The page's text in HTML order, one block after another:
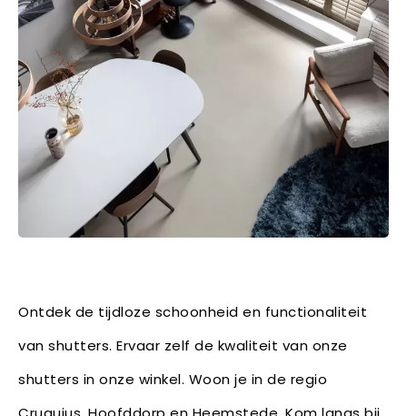
Ontdek de tijdloze schoonheid en functionaliteit
van shutters. Ervaar zelf de kwaliteit van onze
shutters in onze winkel. Woon je in de regio